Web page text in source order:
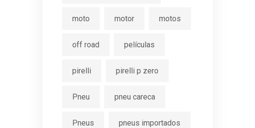
moto motor motos
off road películas
pirelli pirelli p zero
Pneu pneu careca
Pneus pneus importados